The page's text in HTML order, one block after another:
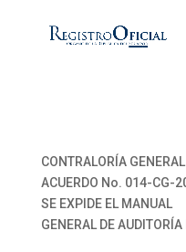
CONTRALORÍA
ACUERDO No. 014-CG-
SE EXPIDE EL MANUAL
GENERAL DE